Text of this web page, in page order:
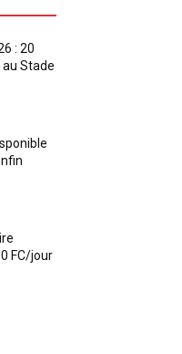
: 20
Stade
FC/jour